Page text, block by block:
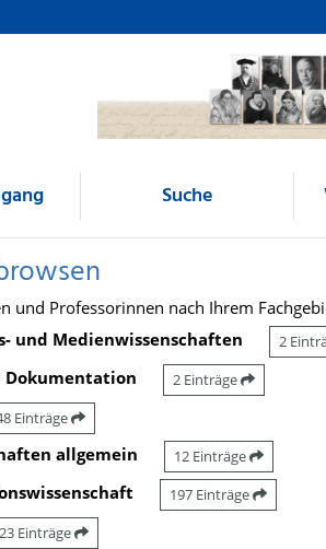
Suche
und Professorinnen nach Ihrem
und Medienwissenschaften
2
2 Einträge
Einträge
allgemein 12 Einträge
197 Einträge
Einträge